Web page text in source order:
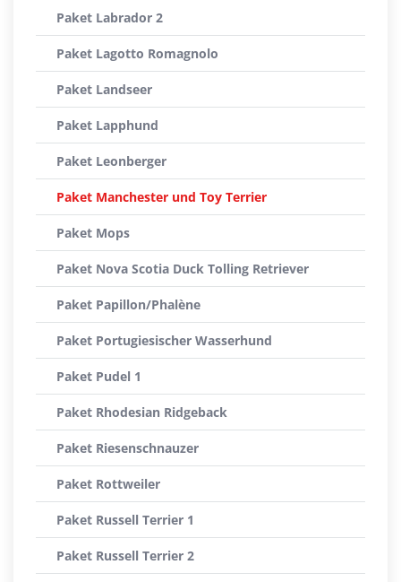
Paket Labrador 2
Paket Lagotto Romagnolo
Paket Landseer
Paket Lapphund
Paket Leonberger
Paket Manchester und Toy Terrier
Paket Mops
Paket Nova Scotia Duck Tolling Retriever
Paket Papillon/Phalène
Paket Portugiesischer Wasserhund
Paket Pudel 1
Paket Rhodesian Ridgeback
Paket Riesenschnauzer
Paket Rottweiler
Paket Russell Terrier 1
Paket Russell Terrier 2